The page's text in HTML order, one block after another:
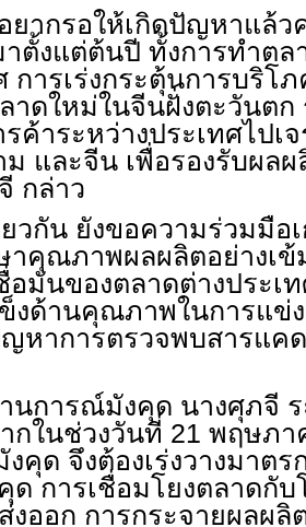
อยากรอให้เกิดปัญหาแล้
าตั้งแต่ต้นปี ทั้งการทำตล
การเร่งกระตุ้นการบริโ
าดใหม่ในจีนฝั่งตะวันตก
รค้าระหว่างประเทศไปเ
ม และจีน เพื่อรองรับผล
กล่าว
วกัน ยังขอความร่วมมือ
าคุณภาพผลผลิตอย่างเข้
อมั่นของตลาดต่างประเ
งด้านคุณภาพในการแข่
หาการตรวจพบสารแค
นการณ์มังคุด นางศุภจี
กในช่วงวันที่ 21 พฤษภ
งคุด จึงต้องเร่งวางมาตร
ด การเชื่อมโยงตลาดกับ
งออก การกระจายผลผลิ